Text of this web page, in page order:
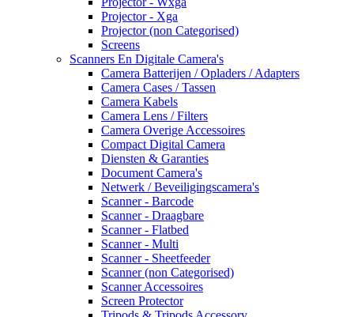
Projector - Xga
Projector (non Categorised)
Screens
Scanners En Digitale Camera's
Camera Batterijen / Opladers / Adapters
Camera Cases / Tassen
Camera Kabels
Camera Lens / Filters
Camera Overige Accessoires
Compact Digital Camera
Diensten & Garanties
Document Camera's
Netwerk / Beveiligingscamera's
Scanner - Barcode
Scanner - Draagbare
Scanner - Flatbed
Scanner - Multi
Scanner - Sheetfeeder
Scanner (non Categorised)
Scanner Accessoires
Screen Protector